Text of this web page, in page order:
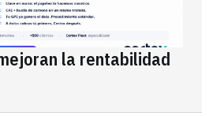
la rentabilidad